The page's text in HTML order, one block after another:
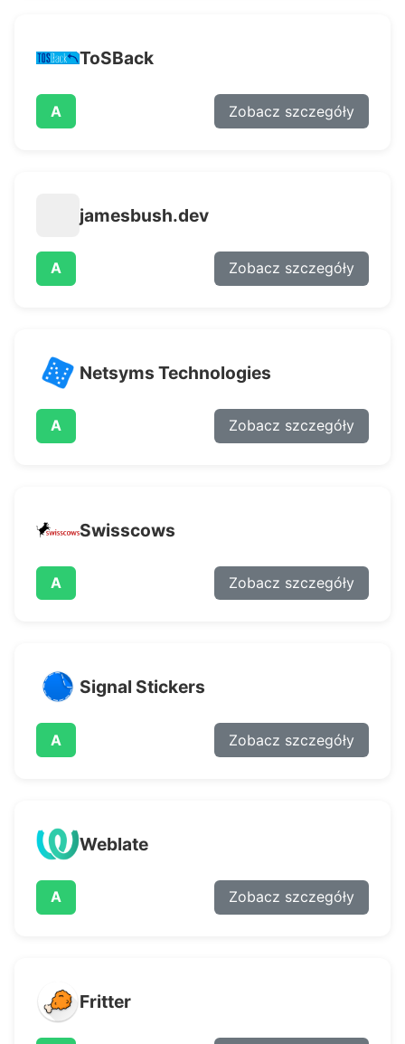
ToSBack
A Zobacz szczegóły
jamesbush.dev
A Zobacz szczegóły
Netsyms Technologies
A Zobacz szczegóły
Swisscows
A Zobacz szczegóły
Signal Stickers
A Zobacz szczegóły
Weblate
A Zobacz szczegóły
Fritter